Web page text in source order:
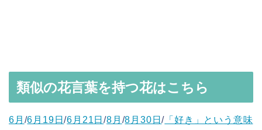
類似の花言葉を持つ花はこちら
6月 /6月19日/6月21日/8月 /8月30日/ 「好き」という意味